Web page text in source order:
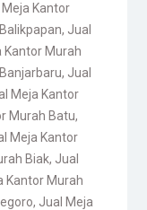
Kantor
, Jual
Kantor Murah
, Jual
Meja Kantor
Murah Batu,
Meja Kantor
Biak, Jual
Kantor Murah
, Jual Meja